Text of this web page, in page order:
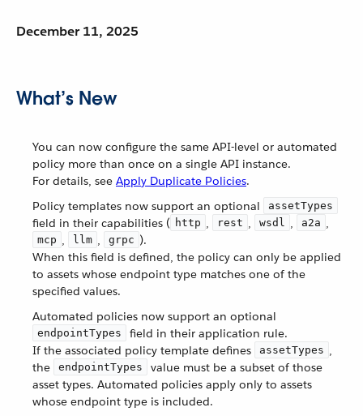
December 11, 2025
What’s New
You can now configure the same API-level or automated
policy more than once on a single API instance.
For details, see Apply Duplicate Policies.
Policy templates now support an optional
assetTypes
field in their capabilities ( http , rest , wsdl , a2a ,
mcp , llm , grpc ).
When this field is defined, the policy can only be applied
to assets whose endpoint type matches one of the
specified values.
Automated policies now support an optional
endpointTypes
field in their application rule.
If the associated policy template defines
assetTypes ,
the
endpointTypes
value must be a subset of those
asset types. Automated policies apply only to assets
whose endpoint type is included.